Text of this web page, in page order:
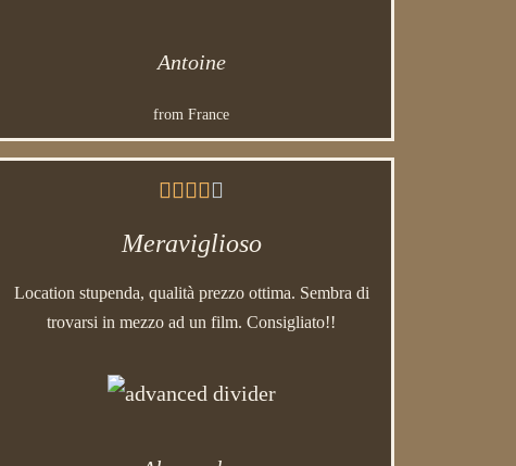
Antoine
from France

Meraviglioso
Location stupenda, qualità prezzo ottima. Sembra di
trovarsi in mezzo ad un film. Consigliato!!